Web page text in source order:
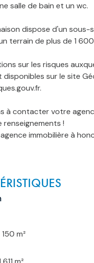
salle de bain et un wc.
dispose d'un sous-
terrain de plus de 1 600
sur les risques
sur le site
à contacter votre
renseignements !
agence immobilière à
m²